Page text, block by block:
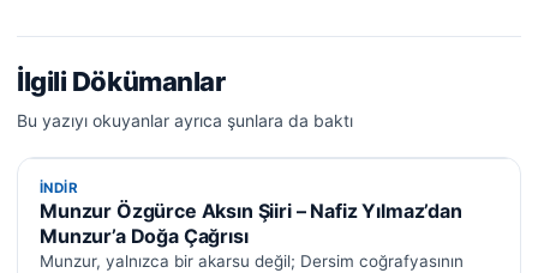
İlgili Dökümanlar
Bu yazıyı okuyanlar ayrıca şunlara da baktı
İNDIR
İNDIR
Munzur Özgürce Aksın Şiiri – Nafiz Yılmaz’dan
Munzur’a Doğa Çağrısı
Munzur, yalnızca bir akarsu değil; Dersim coğrafyasının